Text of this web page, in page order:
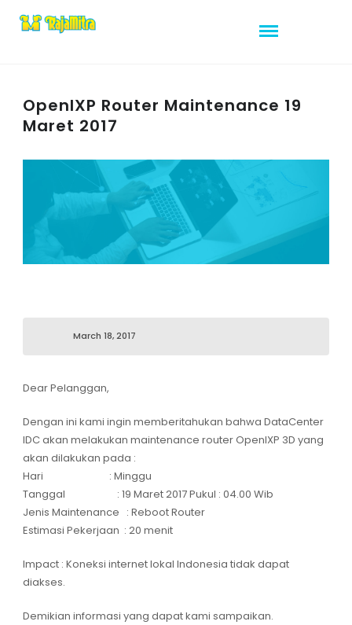
OpenIXP Router Maintenance 19
Maret 2017
March 18, 2017
Dear Pelanggan,
Dengan ini kami ingin memberitahukan bahwa DataCenter
IDC akan melakukan maintenance router OpenIXP 3D yang
akan dilakukan pada :
Hari : Minggu
Tanggal : 19 Maret 2017 Pukul : 04.00 Wib
Jenis Maintenance : Reboot Router
Estimasi Pekerjaan : 20 menit
Impact : Koneksi internet lokal Indonesia tidak dapat
diakses.
Demikian informasi yang dapat kami sampaikan.